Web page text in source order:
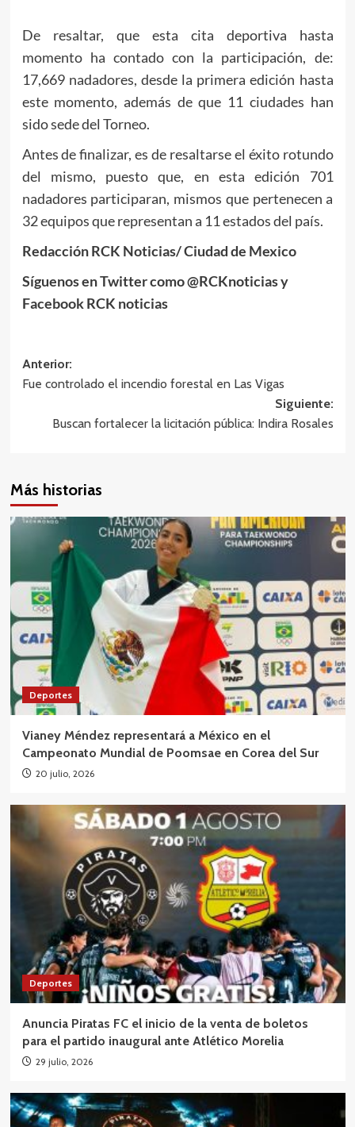
De resaltar, que esta cita deportiva hasta
momento ha contado con la participación, de:
17,669 nadadores, desde la primera edición hasta
este momento, además de que 11 ciudades han
sido sede del Torneo.
Antes de finalizar, es de resaltarse el éxito rotundo
del mismo, puesto que, en esta edición 701
nadadores participaran, mismos que pertenecen a
32 equipos que representan a 11 estados del país.
Redacción RCK Noticias/ Ciudad de Mexico
Síguenos en Twitter como @RCKnoticias y
Facebook RCK noticias
Navegación
de
entradas
Anterior:
Fue controlado el incendio forestal en Las Vigas
Siguiente:
Buscan fortalecer la licitación pública: Indira Rosales
Más historias
Deportes
Vianey Méndez representará a México en el
Campeonato Mundial de Poomsae en Corea del Sur
20 julio, 2026
Deportes
Anuncia Piratas FC el inicio de la venta de boletos
para el partido inaugural ante Atlético Morelia
29 julio, 2026